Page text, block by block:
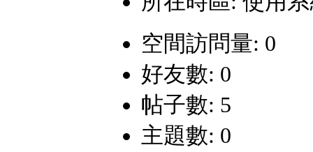
空間訪問量: 0
好友數: 0
帖子數: 5
主題數: 0